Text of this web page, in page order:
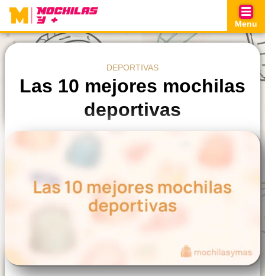
Skip
content
Menu
DEPORTIVAS
Las 10 mejores mochilas
deportivas